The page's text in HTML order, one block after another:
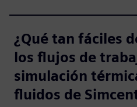
¿Qué tan fáciles
los flujos de
simulación
fluidos de